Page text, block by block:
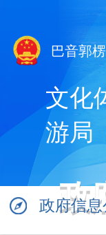
巴音郭
文化
游局
政
政府信